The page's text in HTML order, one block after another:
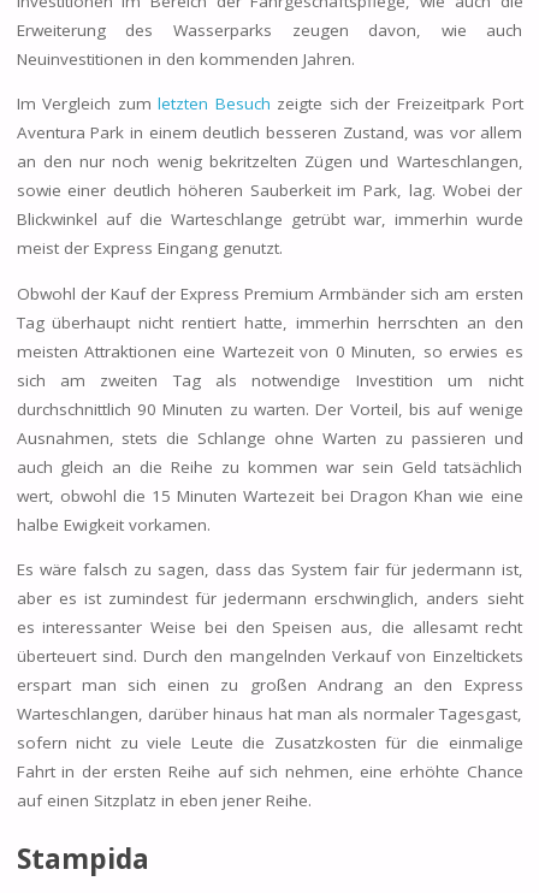
Erweiterung des Wasserparks zeugen davon, wie auch
Neuinvestitionen in den kommenden Jahren.
Im Vergleich zumletzten Besuch zeigte sich der Freizeitpark Port
Aventura Park in einem deutlich besseren Zustand, was vor allem
an den nur noch wenig bekritzelten Zügen und Warteschlangen,
sowie einer deutlich höheren Sauberkeit im Park, lag. Wobei der
Blickwinkel auf die Warteschlange getrübt war, immerhin wurde
meist der Express Eingang genutzt.
Obwohl der Kauf der Express Premium Armbänder sich am ersten
Tag überhaupt nicht rentiert hatte, immerhin herrschten an den
meisten Attraktionen eine Wartezeit von 0 Minuten, so erwies es
sich am zweiten Tag als notwendige Investition um nicht
durchschnittlich 90 Minuten zu warten. Der Vorteil, bis auf wenige
Ausnahmen, stets die Schlange ohne Warten zu passieren und
auch gleich an die Reihe zu kommen war sein Geld tatsächlich
wert, obwohl die 15 Minuten Wartezeit bei Dragon Khan wie eine
halbe Ewigkeit vorkamen.
Es wäre falsch zu sagen, dass das System fair für jedermann ist,
aber es ist zumindest für jedermann erschwinglich, anders sieht
es interessanter Weise bei den Speisen aus, die allesamt recht
überteuert sind. Durch den mangelnden Verkauf von Einzeltickets
erspart man sich einen zu großen Andrang an den Express
Warteschlangen, darüber hinaus hat man als normaler Tagesgast,
sofern nicht zu viele Leute die Zusatzkosten für die einmalige
Fahrt in der ersten Reihe auf sich nehmen, eine erhöhte Chance
auf einen Sitzplatz in eben jener Reihe.
Stampida